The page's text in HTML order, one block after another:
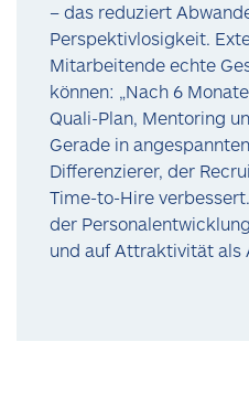
– das reduziert
Perspektivlosigkeit.
Mitarbeitende echte
können: „Nach 6
Quali-Plan, Mentoring
Gerade in
Differenzierer, der
Time-to-Hire
der
und auf Attraktivität als